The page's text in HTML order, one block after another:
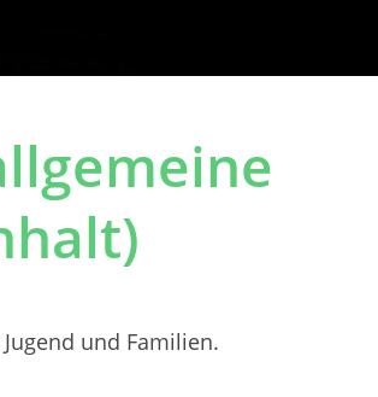
und Familien.